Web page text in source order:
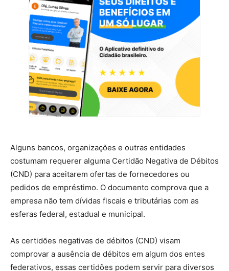
Alguns bancos, organizações e outras entidades
costumam requerer alguma Certidão Negativa de Débitos
(CND) para aceitarem ofertas de fornecedores ou
pedidos de empréstimo. O documento comprova que a
empresa não tem dívidas fiscais e tributárias com as
esferas federal, estadual e municipal.
As certidões negativas de débitos (CND) visam
comprovar a ausência de débitos em algum dos entes
federativos, essas certidões podem servir para diversos